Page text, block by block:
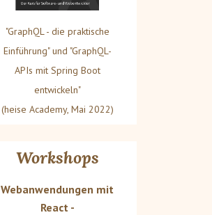
"GraphQL - die praktische
Einführung" und "GraphQL-
APIs mit Spring Boot
entwickeln"
(heise Academy, Mai 2022)
Workshops
Webanwendungen mit
React -